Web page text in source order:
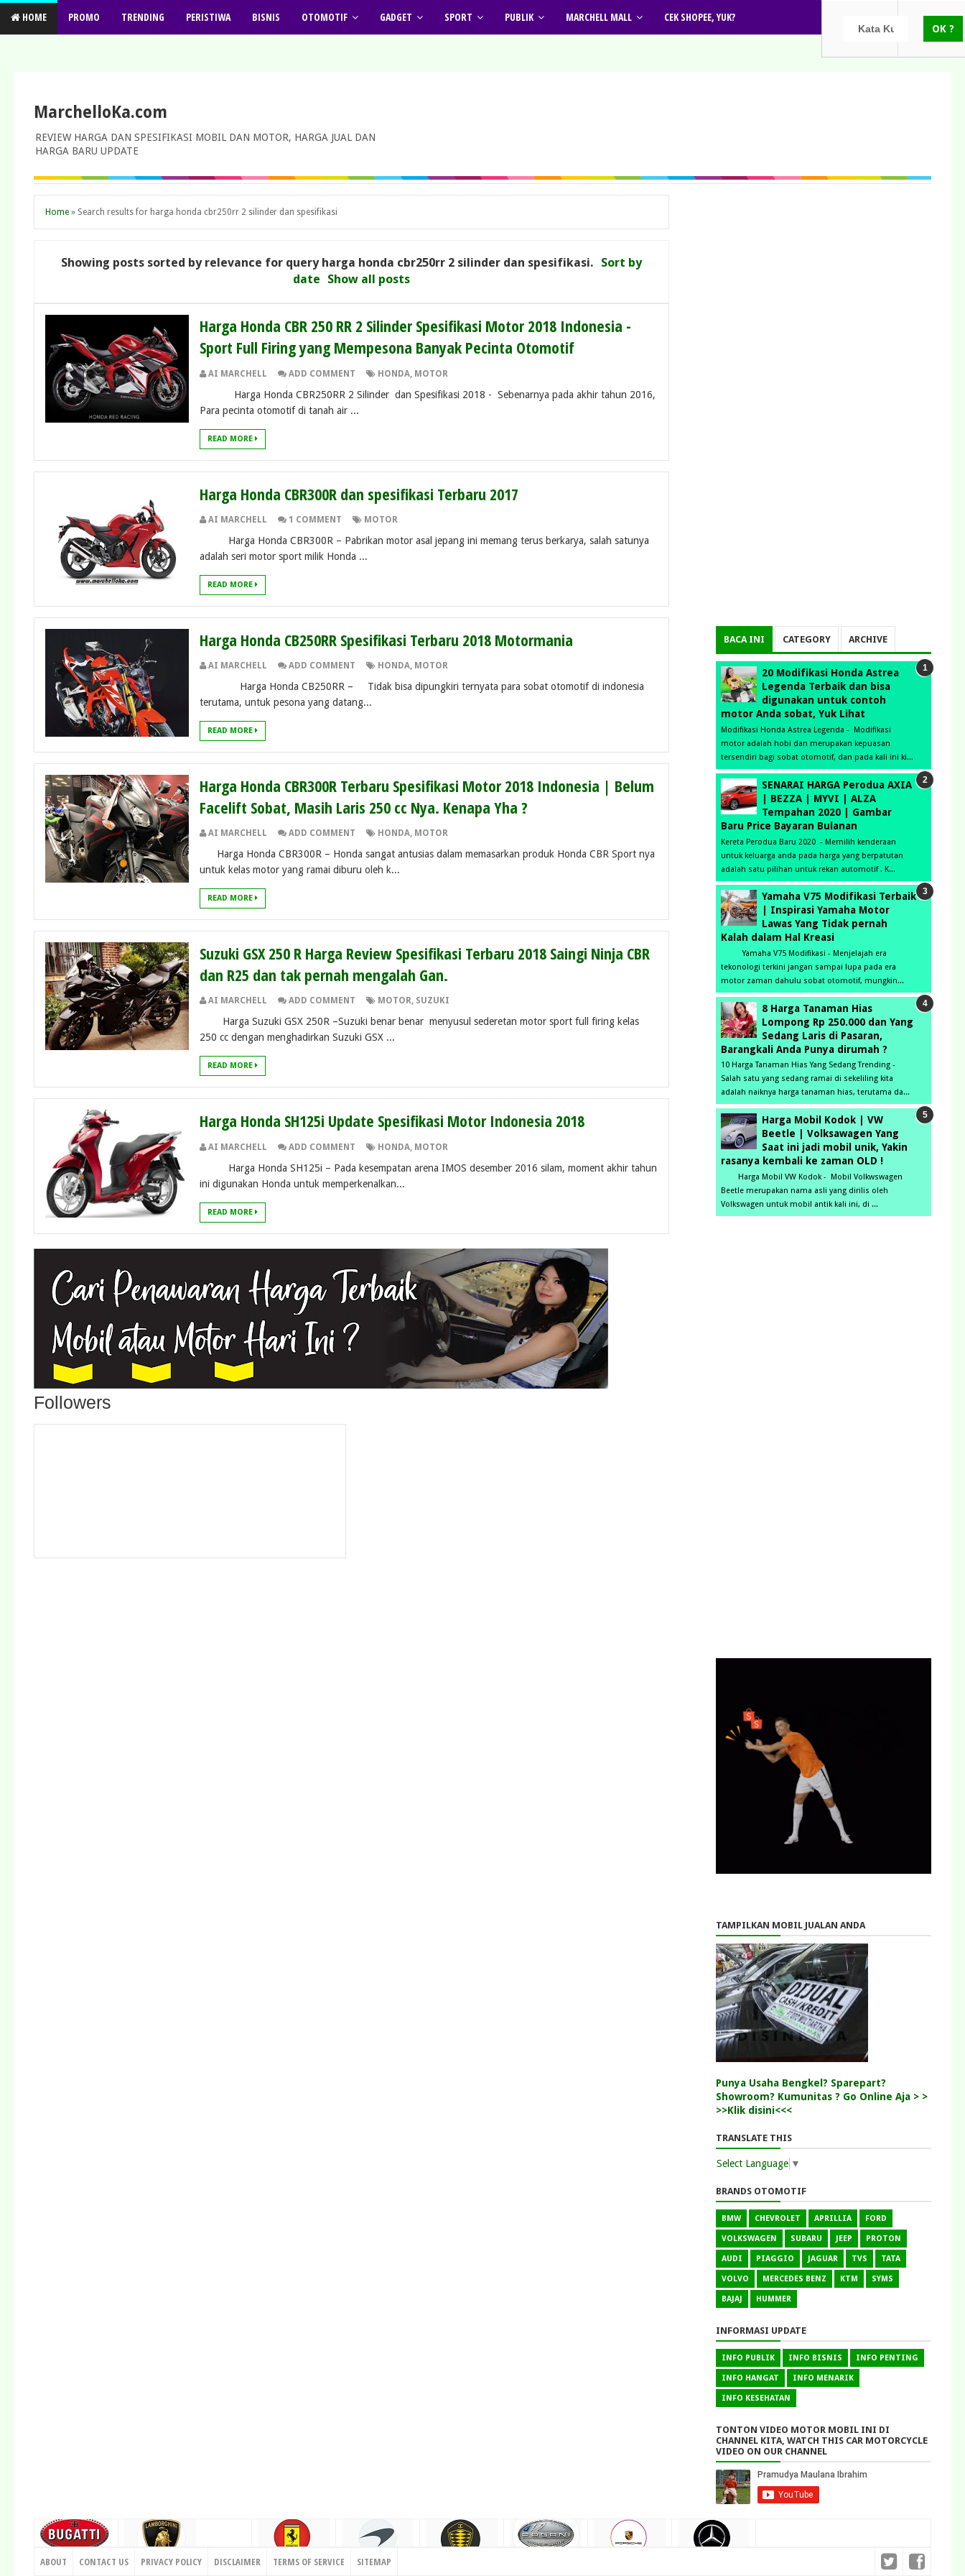
HOME PROMO TRENDING PERISTIWA BISNIS OTOMOTIF GADGET SPORT PUBLIK MARCHELL MALL CEK SHOPEE, YUK?
MarchelloKa.com
REVIEW HARGA DAN SPESIFIKASI MOBIL DAN MOTOR, HARGA JUAL DAN
HARGA BARU UPDATE
Home » Search results for harga honda cbr250rr 2 silinder dan spesifikasi
Showing posts sorted by relevance for query harga honda cbr250rr 2 silinder dan spesifikasi. Sort by
date Show all posts
Harga Honda CBR 250 RR 2 Silinder Spesifikasi Motor 2018 Indonesia -
Sport Full Firing yang Mempesona Banyak Pecinta Otomotif
AI MARCHELL ADD COMMENT HONDA MOTOR
Harga Honda CBR250RR 2 Silinder dan Spesifikasi 2018 - Sebenarnya pada akhir tahun 2016,
Para pecinta otomotif di tanah air ...
READ MORE
Harga Honda CBR300R dan spesifikasi Terbaru 2017
AI MARCHELL 1 COMMENT MOTOR
Harga Honda CBR300R – Pabrikan motor asal jepang ini memang terus berkarya, salah satunya
adalah seri motor sport milik Honda ...
READ MORE
Harga Honda CB250RR Spesifikasi Terbaru 2018 Motormania
AI MARCHELL ADD COMMENT HONDA, MOTOR
Harga Honda CB250RR – Tidak bisa dipungkiri ternyata para sobat otomotif di indonesia
terutama, untuk pesona yang datang...
READ MORE
Harga Honda CBR300R Terbaru Spesifikasi Motor 2018 Indonesia | Belum
Facelift Sobat, Masih Laris 250 cc Nya. Kenapa Yha ?
AI MARCHELL ADD COMMENT HONDA, MOTOR
Harga Honda CBR300R – Honda sangat antusias dalam memasarkan produk Honda CBR Sport nya
untuk kelas motor yang ramai diburu oleh k...
READ MORE
Suzuki GSX 250 R Harga Review Spesifikasi Terbaru 2018 Saingi Ninja CBR
dan R25 dan tak pernah mengalah Gan.
AI MARCHELL ADD COMMENT MOTOR, SUZUKI
Harga Suzuki GSX 250R –Suzuki benar benar menyusul sederetan motor sport full firing kelas
250 cc dengan menghadirkan Suzuki GSX ...
READ MORE
Harga Honda SH125i Update Spesifikasi Motor Indonesia 2018
AI MARCHELL ADD COMMENT HONDA MOTOR
Harga Honda SH125i – Pada kesempatan arena IMOS desember 2016 silam, moment akhir tahun
ini digunakan Honda untuk memperkenalkan...
READ MORE
Followers
BACA INI CATEGORY ARCHIVE
20 Modifikasi Honda Astrea
Legenda Terbaik dan bisa
digunakan untuk contoh
motor Anda sobat, Yuk Lihat
Modifikasi Honda Astrea Legenda - Modifikasi
motor adalah hobi dan merupakan kepuasan
tersendiri bagi sobat otomotif, dan pada kali ini ki...
SENARAI HARGA Perodua AXIA
| BEZZA | MYVI | ALZA
Tempahan 2020 | Gambar
Baru Price Bayaran Bulanan
Kereta Perodua Baru 2020 - Memilih kenderaan
untuk keluarga anda pada harga yang berpatutan
adalah satu pilihan untuk rekan automotif . K...
Yamaha V75 Modifikasi Terbaik
| Inspirasi Yamaha Motor
Lawas Yang Tidak pernah
Kalah dalam Hal Kreasi
Yamaha V75 Modifikasi - Menjelajah era
tekonologi terkini jangan sampai lupa pada era
motor zaman dahulu sobat otomotif, mungkin...
8 Harga Tanaman Hias
Lompong Rp 250.000 dan Yang
Sedang Laris di Pasaran,
Barangkali Anda Punya dirumah ?
10 Harga Tanaman Hias Yang Sedang Trending -
Salah satu yang sedang ramai di sekeliling kita
adalah naiknya harga tanaman hias, terutama da...
Harga Mobil Kodok | VW
Beetle | Volksawagen Yang
Saat ini jadi mobil unik, Yakin
rasanya kembali ke zaman OLD !
Harga Mobil VW Kodok - Mobil Volkwswagen
Beetle merupakan nama asli yang dirilis oleh
Volkswagen untuk mobil antik kali ini, di ...
TAMPILKAN MOBIL JUALAN ANDA
Punya Usaha Bengkel? Sparepart?
Showroom? Kumunitas ? Go Online Aja > >
>>Klik disini<<<
TRANSLATE THIS
Select Language ▼
BRANDS OTOMOTIF
BMW CHEVROLET APRILLIA FORD
VOLKSWAGEN SUBARU JEEP PROTON
AUDI PIAGGIO JAGUAR TVS TATA
VOLVO MERCEDES BENZ KTM SYMS
BAJAJ HUMMER
INFORMASI UPDATE
INFO PUBLIK INFO BISNIS INFO PENTING
INFO HANGAT INFO MENARIK
INFO KESEHATAN
TONTON VIDEO MOTOR MOBIL INI DI
CHANNEL KITA, WATCH THIS CAR MOTORCYCLE
VIDEO ON OUR CHANNEL
CONTACT US
ABOUT CONTACT US PRIVACY POLICY DISCLAIMER TERMS OF SERVICE SITEMAP